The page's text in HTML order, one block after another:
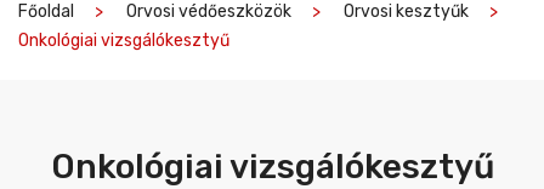
Főoldal Orvosi védőeszközök
Orvosi kesztyűk
Onkológiai vizsgálókesztyű
Onkológiai vizsgálókesztyű